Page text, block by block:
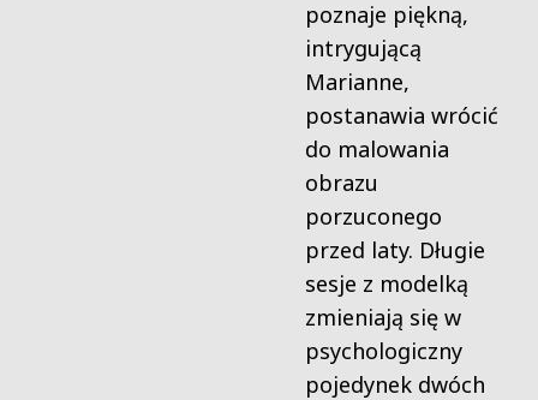
poznaje piękną,
intrygującą
Marianne,
postanawia wrócić
do malowania
obrazu
porzuconego
przed laty. Długie
sesje z modelką
zmieniają się w
psychologiczny
pojedynek dwóch